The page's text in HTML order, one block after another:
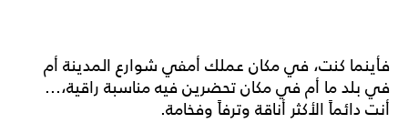
فأينما كنت، في مكان عملك أمفي شوارع المدينة أم
في بلد ما أم في مكان تحضرين فيه مناسبة راقية،...
أنت دائماً الأكثر أناقة وترفاً وفخامة.